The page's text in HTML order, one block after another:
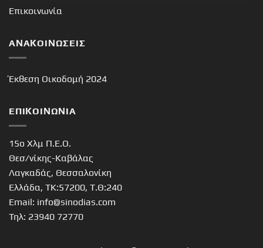
Επικοινωνία
ΑΝΑΚΟΙΝΏΣΕΙΣ
Έκθεση Οικοδομή 2024
ΕΠΙΚΟΙΝΩΝΊΑ
15o Χλμ Π.Ε.Ο.
Θεσ/νίκης-Καβάλας
Λαγκαδάς, Θεσσαλονίκη
Ελλάδα, ΤΚ:57200, Τ.Θ:240
Email: info@sinodias.com
Τηλ: 23940 72770